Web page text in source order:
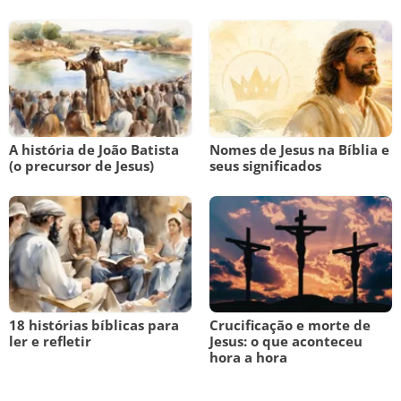
A história de João Batista
(o precursor de Jesus)
Nomes de Jesus na Bíblia e
seus significados
18 histórias bíblicas para
ler e refletir
Crucificação e morte de
Jesus: o que aconteceu
hora a hora